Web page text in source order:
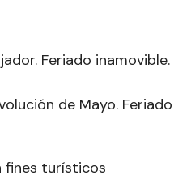
Feriado inamovible.
de Mayo. Feriado
fines turísticos